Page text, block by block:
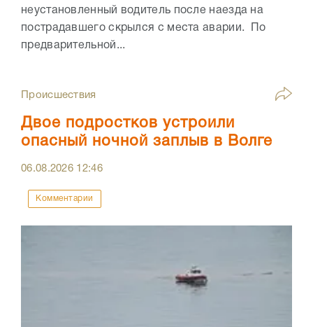
неустановленный водитель после наезда на
пострадавшего скрылся с места аварии. По
предварительной...
Происшествия
Двое подростков устроили
опасный ночной заплыв в Волге
06.08.2026 12:46
Комментарии